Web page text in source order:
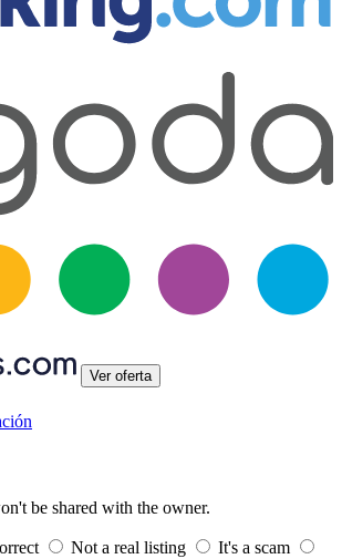
Ver oferta
be shared with the owner.
Not a real listing
It's a scam